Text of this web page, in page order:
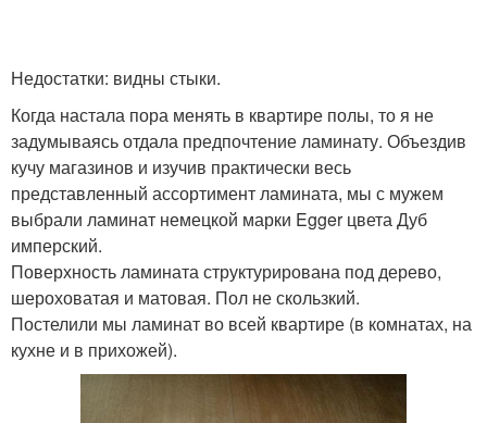
Недостатки: видны стыки.
Когда настала пора менять в квартире полы, то я не
задумываясь отдала предпочтение ламинату. Объездив
кучу магазинов и изучив практически весь
представленный ассортимент ламината, мы с мужем
выбрали ламинат немецкой марки Egger цвета Дуб
имперский.
Поверхность ламината структурирована под дерево,
шероховатая и матовая. Пол не скользкий.
Постелили мы ламинат во всей квартире (в комнатах, на
кухне и в прихожей).